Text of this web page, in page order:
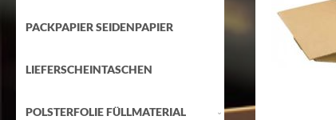
PACKPAPIER SEIDENPAPIER
LIEFERSCHEINTASCHEN
POLSTERFOLIE FÜLLMATERIAL